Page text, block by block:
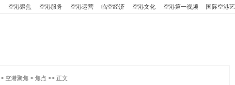
- 空港聚焦 - 空港服务 - 空港运营 - 临空经济 - 空港文化 - 空港第一视频 - 国际空港
> 空港聚焦 > 焦点 >> 正文